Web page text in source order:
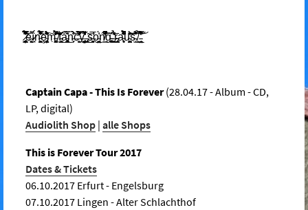
̷̨̨̢̡̦͇͖̮̻̳̠̘̗̗̞͂̌̃̾͛͌̿̿͑͋̉̊̄̕͝e̶̝͕̯͖̱̖̼͌ḯ̷̘n̴̙̯̻̩̺̗̝͍̉͑̐̌͌͛̄̈̿̃̇̕ȩ̴̢͉͉̟̰̬͓̦̹̳̇́̋̓͊̾́̊̍̏̈́̈́͛͗͠m̴̡͚̙͖̣̗͉̱͍̔͐̃̒̐́̒̀̉̒̂͝͠͝ ̸͖̋͊͛̃̀̈́͘f̵͉̩̜̘̺̳͍̜̠̍̀͜å̵̡̧̺̻͎̘̳̩͈̝̰̠̟̿̆̇̍́̈͜ͅn̵̹̗͑̀̀́̐̍͘͝c̶̛̥͈̮̒͗̔̿͑́̒̀̀͆̀̂̕͠ÿ̶̡̢̛̛͖̤͇̭̭̼̩͈̦̦̝͓͚̅̊̾̊̍̾̀́̓ ̵̨̡̘͉͈̗̝͙͚͕̩̩̃̀͜͜s̶̨̛̱͕̖̻̩͔͕̯̅̋o̵̲̞͓̳̠̠̤̣͔̤̣͍̍́͗ͅń̸͇͛͆̐̑̌̋̕̚͝͠ğ̴̢̢͓̙͖̜̮̟͙̜̇̍ ̶̛̟̲̻̪̮̮͕̟̇̉́̓̓̓͛̓͂̽r̴̡̟̪̺͕̄a̴̘̜̥̎͌̐͊́̍̌̏͛̉̀͘̕̚u̴̟̩̺̮͚̺͈̪̝̫̟̮͓͊̓̈́͂̃̽̇̄͝ṡ̵̜̫́͋̊͗̐͂͝.̸̫͙̉͗͝ ̵̘̱͈͍̯̭̠̲̜̼̤́͋̈́̌̓͒̔̀̀̿́͘͝ͅ
Captain Capa - This Is Forever(28.04.17 - Album - CD,
LP, digital)
Audiolith Shop | alle Shops
This is Forever Tour 2017
Dates & Tickets
06.10.2017 Erfurt - Engelsburg
07.10.2017 Lingen - Alter Schlachthof